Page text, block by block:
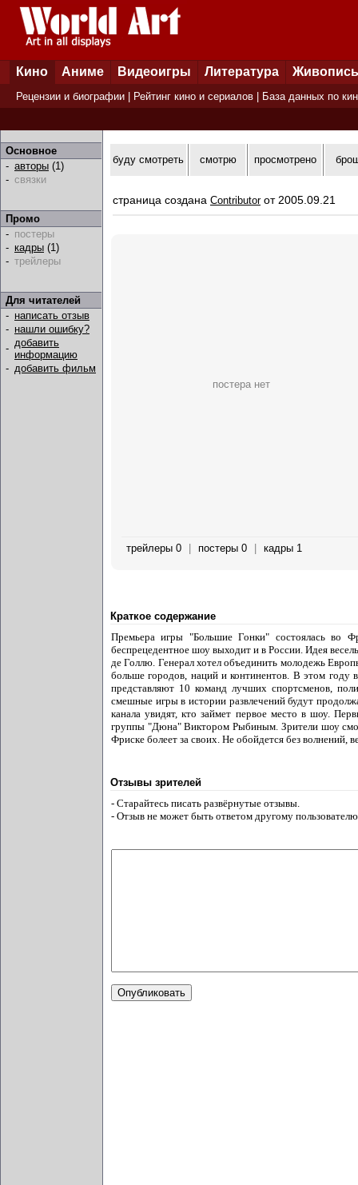
Кино Аниме Видеоигры Литература Живопись
Рецензии и биографии Рейтинг кино и сериалов База данных по
Основное
- авторы (1)
- связки
Промо
- постеры
- кадры (1)
- трейлеры
Для читателей
- написать отзыв
- нашли ошибку?
- добавить
информацию
- добавить фильм
буду смотреть смотрю просмотрено
страница создана Contributorот 2005.09.21
постера нет
трейлеры 0 постеры 0 кадры 1
Краткое содержание
Премьера игры "Большие Гонки" состоялась во
беспрецедентное шоу выходит и в России. Идея
де Голлю. Генерал хотел объединить молодежь
больше городов, наций и континентов. В этом
представляют 10 команд лучших спортсменов,
смешные игры в истории развлечений будут
канала увидят, кто займет первое место в шоу.
группы "Дюна" Виктором Рыбиным. Зрители шоу
Фриске болеет за своих. Не обойдется без волнений,
Отзывы зрителей
- Старайтесь писать развёрнутые отзывы.
- Отзыв не может быть ответом другому